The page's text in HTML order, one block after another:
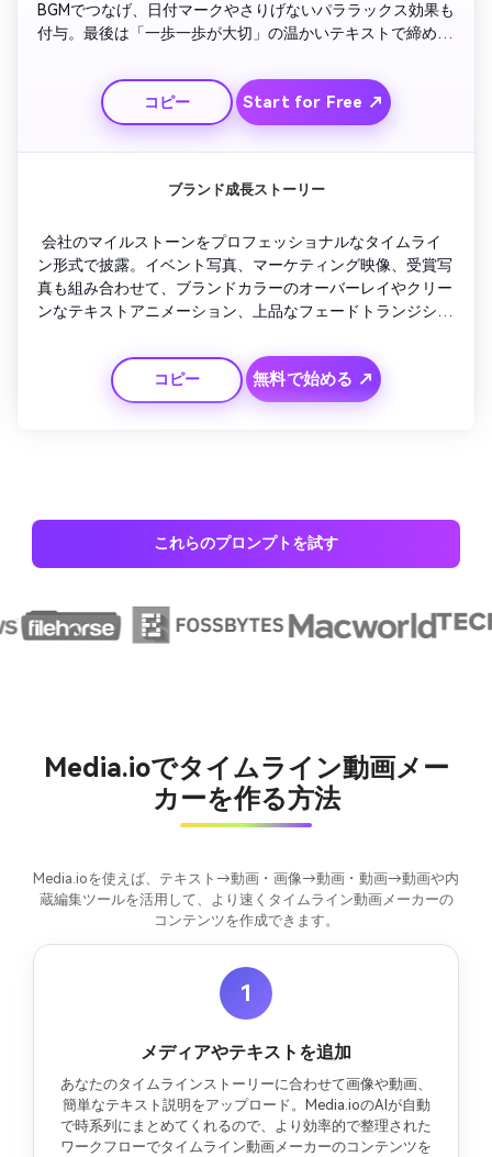
BGMでつなげ、日付マークやさりげないパララックス効果も
付与。最後は「一歩一歩が大切」の温かいテキストで締め。
コピー Start for Free ↗
ブランド成長ストーリー
会社のマイルストーンをプロフェッショナルなタイムライ
ン形式で披露。イベント写真、マーケティング映像、受賞写
真も組み合わせて、ブランドカラーのオーバーレイやクリー
ンなテキストアニメーション、上品なフェードトランジショ
ードでまとめ。プレゼンやSNSリールに最適。
コピー
無料で始める ↗
これらのプロンプトを試す
Media.ioでタイムライン動画メー
カーを作る方法
Media.ioを使えば、テキスト→動画・画像→動画・動画→動画や内
蔵編集ツールを活用して、より速くタイムライン動画メーカーの
コンテンツを作成できます。
1
メディアやテキストを追加
あなたのタイムラインストーリーに合わせて画像や動画、
簡単なテキスト説明をアップロード。Media.ioのAIが自動
で時系列にまとめてくれるので、より効率的で整理された
ワークフローでタイムライン動画メーカーのコンテンツを